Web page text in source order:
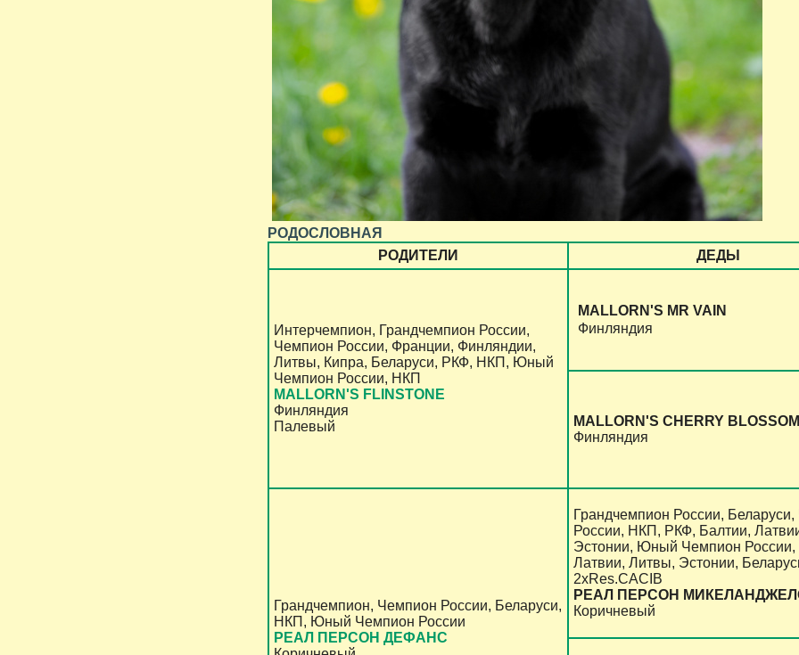
РОДОСЛОВНАЯ
РОДИТЕЛИ
ДЕДЫ
Интерчемпион, Грандчемпион России,
Чемпион России, Франции, Финляндии,
Литвы, Кипра, Беларуси, РКФ, НКП, Юный
Чемпион России, НКП
MALLORN'S FLINSTONE
Финляндия
Палевый
MALLORN'S MR VAIN
Финляндия
MALLORN'S CHERRY BLOSSOM
Финляндия
Грандчемпион, Чемпион России, Беларуси,
НКП, Юный Чемпион России
РЕАЛ ПЕРСОН ДЕФАНС
Грандчемпион России,
России, НКП, РКФ, Балтии,
Эстонии, Юный Чемпион России,
Латвии, Литвы, Эстонии,
2xRes.CACIB
РЕАЛ ПЕРСОН
Коричневый